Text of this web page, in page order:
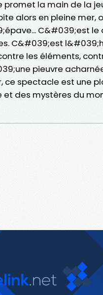
promet la main de la
alors en pleine
C&#039;est
C&#039;est
les éléments,
pieuvre
spectacle est une
et des mystères du